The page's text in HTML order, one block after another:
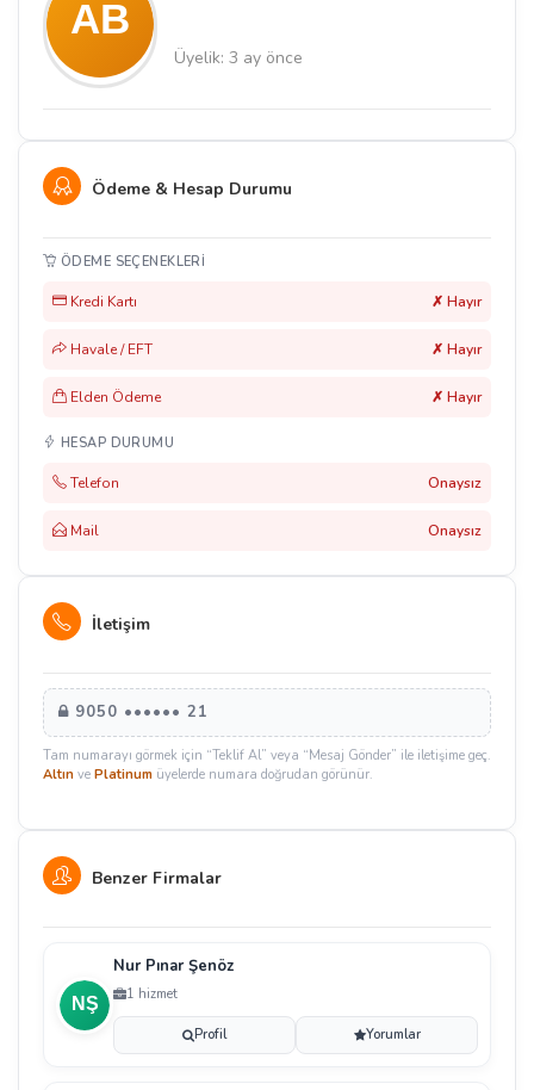
Üyelik: 3 ay önce
Ödeme & Hesap Durumu
ÖDEME SEÇENEKLERI
Kredi Kartı ✗ Hayır
Havale / EFT ✗ Hayır
Elden Ödeme ✗ Hayır
HESAP DURUMU
Telefon Onaysız
Mail Onaysız
İletişim
9050 •••••• 21
Tam numarayı görmek için “Teklif Al” veya “Mesaj Gönder” ile iletişime geç.
Altın ve Platinum üyelerde numara doğrudan görünür.
Benzer Firmalar
Nur Pınar Şenöz
1 hizmet
Profil Yorumlar